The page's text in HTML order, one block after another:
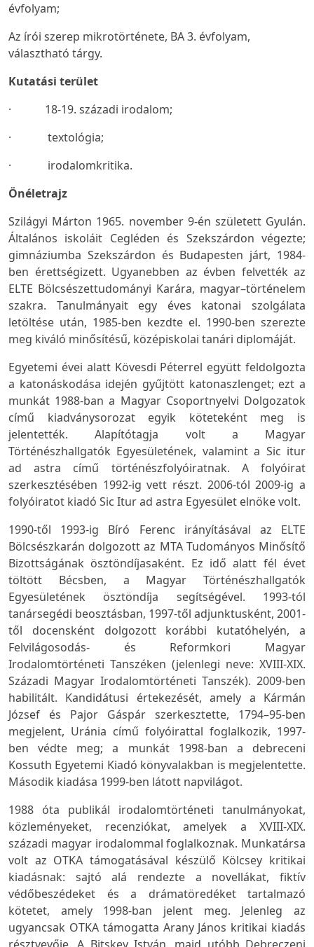
évfolyam;
Az írói szerep mikrotörténete, BA 3. évfolyam,
választható tárgy.
Kutatási terület
· 18-19. századi irodalom;
· textológia;
· irodalomkritika.
Önéletrajz
Szilágyi Márton 1965. november 9-én született Gyulán.
Általános iskoláit Cegléden és Szekszárdon végezte;
gimnáziumba Szekszárdon és Budapesten járt, 1984-
ben érettségizett. Ugyanebben az évben felvették az
ELTE Bölcsészettudományi Karára, magyar–történelem
szakra. Tanulmányait egy éves katonai szolgálata
letöltése után, 1985-ben kezdte el. 1990-ben szerezte
meg kiváló minősítésű, középiskolai tanári diplomáját.
Egyetemi évei alatt Kövesdi Péterrel együtt feldolgozta
a katonáskodása idején gyűjtött katonaszlenget; ezt a
munkát 1988-ban a Magyar Csoportnyelvi Dolgozatok
című kiadványsorozat egyik köteteként meg is
jelentették. Alapítótagja volt a Magyar
Történészhallgatók Egyesületének, valamint a Sic itur
ad astra című történészfolyóiratnak. A folyóirat
szerkesztésében 1992-ig vett részt. 2006-tól 2009-ig a
folyóiratot kiadó Sic Itur ad astra Egyesület elnöke volt.
1990-től 1993-ig Bíró Ferenc irányításával az ELTE
Bölcsészkarán dolgozott az MTA Tudományos Minősítő
Bizottságának ösztöndíjasaként. Ez idő alatt fél évet
töltött Bécsben, a Magyar Történészhallgatók
Egyesületének ösztöndíja segítségével. 1993-tól
tanársegédi beosztásban, 1997-től adjunktusként, 2001-
től docensként dolgozott korábbi kutatóhelyén, a
Felvilágosodás- és Reformkori Magyar
Irodalomtörténeti Tanszéken (jelenlegi neve: XVIII-XIX.
Századi Magyar Irodalomtörténeti Tanszék). 2009-ben
habilitált. Kandidátusi értekezését, amely a Kármán
József és Pajor Gáspár szerkesztette, 1794–95-ben
megjelent, Uránia című folyóirattal foglalkozik, 1997-
ben védte meg; a munkát 1998-ban a debreceni
Kossuth Egyetemi Kiadó könyvalakban is megjelentette.
Második kiadása 1999-ben látott napvilágot.
1988 óta publikál irodalomtörténeti tanulmányokat,
közleményeket, recenziókat, amelyek a XVIII-XIX.
századi magyar irodalommal foglalkoznak. Munkatársa
volt az OTKA támogatásával készülő Kölcsey kritikai
kiadásnak: sajtó alá rendezte a novellákat, fiktív
védőbeszédeket és a drámatöredéket tartalmazó
kötetet, amely 1998-ban jelent meg. Jelenleg az
ugyancsak OTKA támogatta Arany János kritikai kiadás